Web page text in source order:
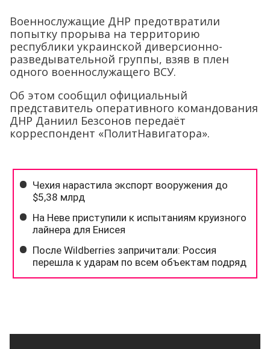
Военнослужащие ДНР предотвратили
попытку прорыва на территорию
республики украинской диверсионно-
разведывательной группы, взяв в плен
одного военнослужащего ВСУ.
Об этом сообщил официальный
представитель оперативного командования
ДНР Даниил Безсонов передаёт
корреспондент «ПолитНавигатора».